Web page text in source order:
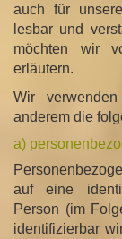
auch für
lesbar und
möchten wir
erläutern.
Wir
anderem die
a)
auf eine
Person (im
identifizierbar